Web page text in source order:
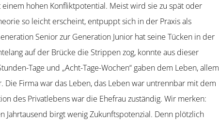
hohen Konflikt­po­tential. Meist wird sie zu spät oder
so leicht erscheint, entpuppt sich in der Praxis als
Senior zur Generation Junior hat seine Tücken in der
auf der Brücke die Strippen zog, konnte aus dieser
Tage und „Acht-Tage-Wochen“ gaben dem Leben, allem
Die Firma war das Leben, das Leben war untrennbar mit dem
des Privat­lebens war die Ehefrau zuständig. Wir merken:
Jahrtausend birgt wenig Zukunfts­po­tenzial. Denn plötzlich